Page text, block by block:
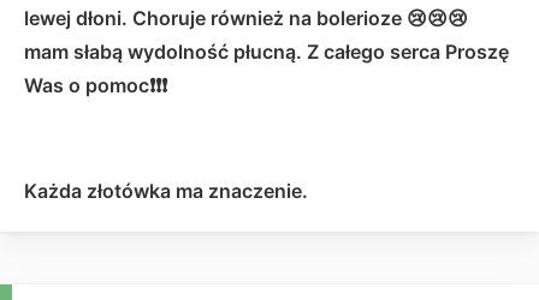
lewej dłoni. Choruje również na bolerioze 😢😢😢
mam słabą wydolność płucną. Z całego serca Proszę
Was o pomoc❗❗❗
Każda złotówka ma znaczenie.